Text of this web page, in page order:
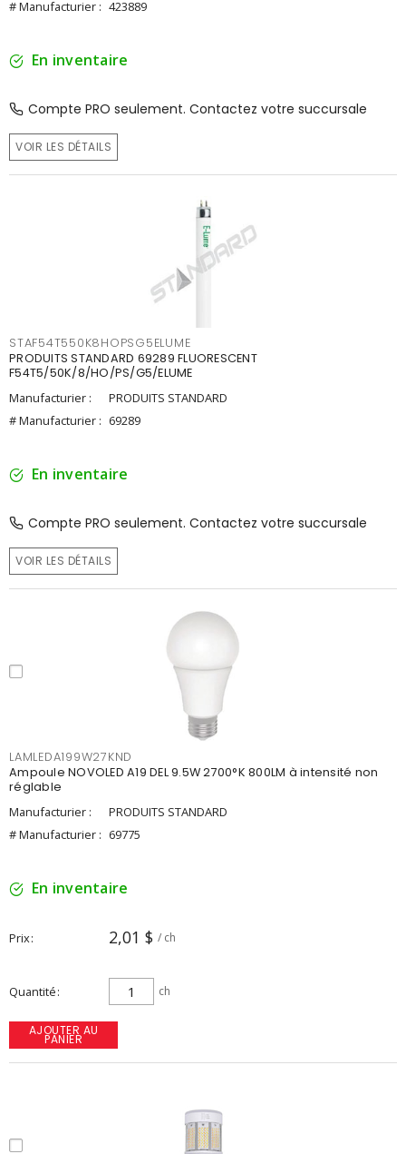
# Manufacturier : 423889
En inventaire
Compte PRO seulement. Contactez votre succursale
VOIR LES DÉTAILS
STAF54T550K8HOPSG5ELUME
PRODUITS STANDARD 69289 FLUORESCENT
F54T5/50K/8/HO/PS/G5/ELUME
Manufacturier :
PRODUITS STANDARD
# Manufacturier : 69289
En inventaire
Compte PRO seulement. Contactez votre succursale
VOIR LES DÉTAILS
LAMLEDA199W27KND
Ampoule NOVOLED A19 DEL 9.5W 2700°K 800LM à intensité non
réglable
Manufacturier :
PRODUITS STANDARD
# Manufacturier : 69775
En inventaire
Prix 2,01 $ / ch
Quantité ch
AJOUTER AU
PANIER